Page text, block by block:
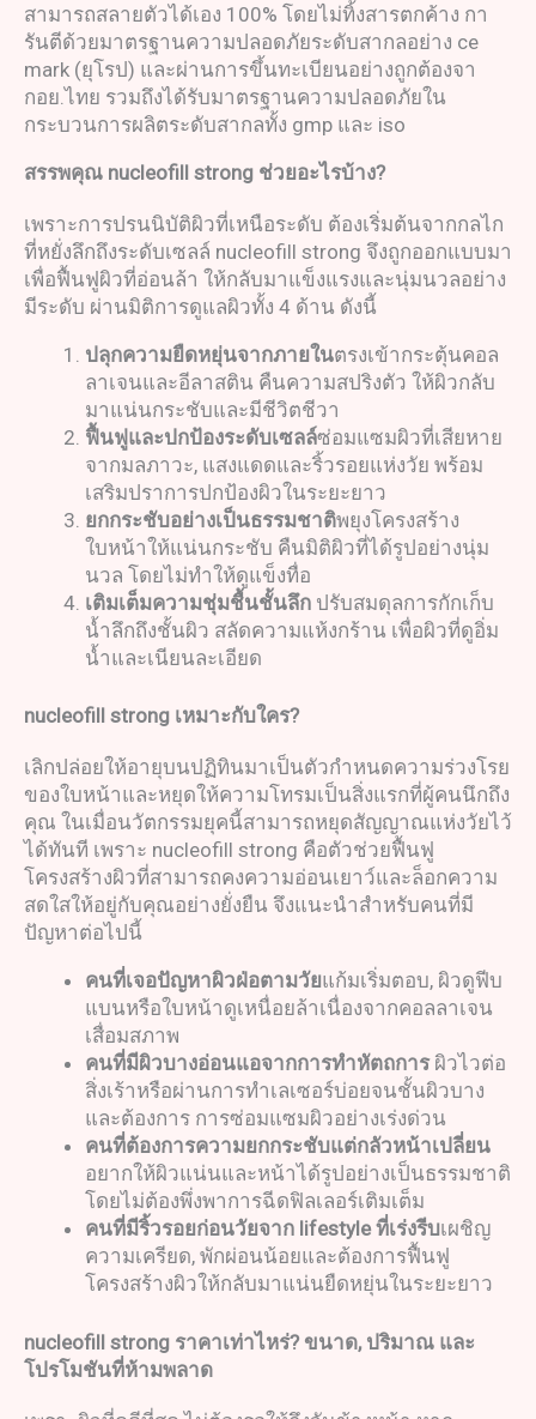
สามารถสลายตัวได้เอง 100% โดยไม่ทิ้งสารตกค้าง กา
รันตีด้วยมาตรฐานความปลอดภัยระดับสากลอย่าง ce
mark (ยุโรป) และผ่านการขึ้นทะเบียนอย่างถูกต้องจา
กอย.ไทย รวมถึงได้รับมาตรฐานความปลอดภัยใน
กระบวนการผลิตระดับสากลทั้ง gmp และ iso
สรรพคุณ nucleofill strong ช่วยอะไรบ้าง?
เพราะการปรนนิบัติผิวที่เหนือระดับ ต้องเริ่มต้นจากกลไก
ที่หยั่งลึกถึงระดับเซลล์ nucleofill strong จึงถูกออกแบบมา
เพื่อฟื้นฟูผิวที่อ่อนล้า ให้กลับมาแข็งแรงและนุ่มนวลอย่าง
มีระดับ ผ่านมิติการดูแลผิวทั้ง 4 ด้าน ดังนี้
ปลุกความยืดหยุ่นจากภายในตรงเข้ากระตุ้นคอล
ลาเจนและอีลาสติน คืนความสปริงตัว ให้ผิวกลับ
มาแน่นกระชับและมีชีวิตชีวา
ฟื้นฟูและปกป้องระดับเซลล์ซ่อมแซมผิวที่เสียหาย
จากมลภาวะ, แสงแดดและริ้วรอยแห่งวัย พร้อม
เสริมปราการปกป้องผิวในระยะยาว
ยกกระชับอย่างเป็นธรรมชาติพยุงโครงสร้าง
ใบหน้าให้แน่นกระชับ คืนมิติผิวที่ได้รูปอย่างนุ่ม
นวล โดยไม่ทำให้ดูแข็งทื่อ
เติมเต็มความชุ่มชื้นชั้นลึก ปรับสมดุลการกักเก็บ
น้ำลึกถึงชั้นผิว สลัดความแห้งกร้าน เพื่อผิวที่ดูอิ่ม
น้ำและเนียนละเอียด
nucleofill strong เหมาะกับใคร?
เลิกปล่อยให้อายุบนปฏิทินมาเป็นตัวกำหนดความร่วงโรย
ของใบหน้าและหยุดให้ความโทรมเป็นสิ่งแรกที่ผู้คนนึกถึง
คุณ ในเมื่อนวัตกรรมยุคนี้สามารถหยุดสัญญาณแห่งวัยไว้
ได้ทันที เพราะ nucleofill strong คือตัวช่วยฟื้นฟู
โครงสร้างผิวที่สามารถคงความอ่อนเยาว์และล็อกความ
สดใสให้อยู่กับคุณอย่างยั่งยืน จึงแนะนำสำหรับคนที่มี
ปัญหาต่อไปนี้
คนที่เจอปัญหาผิวฝ่อตามวัยแก้มเริ่มตอบ, ผิวดูฟีบ
แบนหรือใบหน้าดูเหนื่อยล้าเนื่องจากคอลลาเจน
เสื่อมสภาพ
คนที่มีผิวบางอ่อนแอจากการทำหัตถการ ผิวไวต่อ
สิ่งเร้าหรือผ่านการทำเลเซอร์บ่อยจนชั้นผิวบาง
และต้องการ การซ่อมแซมผิวอย่างเร่งด่วน
คนที่ต้องการความยกกระชับแต่กลัวหน้าเปลี่ยน
อยากให้ผิวแน่นและหน้าได้รูปอย่างเป็นธรรมชาติ
โดยไม่ต้องพึ่งพาการฉีดฟิลเลอร์เติมเต็ม
คนที่มีริ้วรอยก่อนวัยจาก lifestyleที่เร่งรีบเผชิญ
ความเครียด, พักผ่อนน้อยและต้องการฟื้นฟู
โครงสร้างผิวให้กลับมาแน่นยืดหยุ่นในระยะยาว
nucleofill strong ราคาเท่าไหร่? ขนาด, ปริมาณ และ
โปรโมชันที่ห้ามพลาด